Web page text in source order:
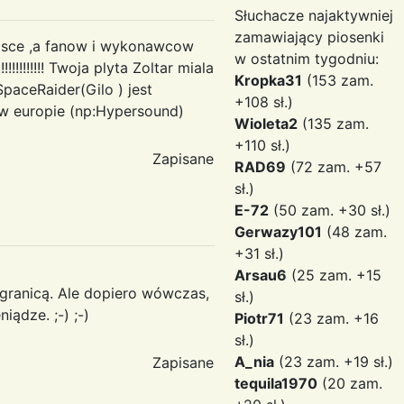
,a fanow i wykonawcow
Twoja plyta Zoltar miala
) jest
europie (np:Hypersound)
Zapisane
Ale dopiero wówczas,
;-) ;-)
Zapisane
Słuchacze najaktywniej
zamawiający piosenki
w ostatnim tygodniu:
Kropka31 (153 zam.
+108 sł.)
Wioleta2 (135 zam.
+110 sł.)
RAD69 (72 zam. +57
sł.)
E-72 (50 zam. +30 sł.)
Gerwazy101 (48 zam.
+31 sł.)
Arsau6 (25 zam. +15
sł.)
Piotr71 (23 zam. +16
sł.)
A_nia (23 zam. +19 sł.)
tequila1970 (20 zam.